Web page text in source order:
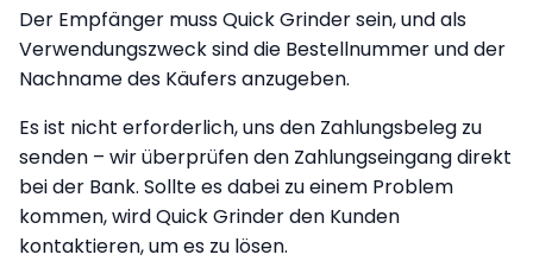
Der Empfänger muss Quick Grinder sein, und als
Verwendungszweck sind die Bestellnummer und der
Nachname des Käufers anzugeben.
Es ist nicht erforderlich, uns den Zahlungsbeleg zu
senden – wir überprüfen den Zahlungseingang direkt
bei der Bank. Sollte es dabei zu einem Problem
kommen, wird Quick Grinder den Kunden
kontaktieren, um es zu lösen.